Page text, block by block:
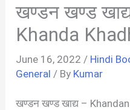
खण्डन खण्ड
Khanda
June 16, 2022 / Hindi
General / By Kumar
खण्डन खण्ड खाद्य –